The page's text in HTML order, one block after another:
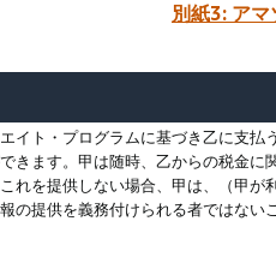
別紙3: ア
イト・プログラムに基づき乙に支
きます。甲は随時、乙からの税金
れを提供しない場合、甲は、（甲
の提供を義務付けられる者ではな